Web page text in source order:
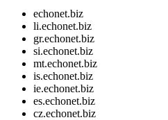
echonet.biz
li.echonet.biz
gr.echonet.biz
si.echonet.biz
mt.echonet.biz
is.echonet.biz
ie.echonet.biz
es.echonet.biz
cz.echonet.biz